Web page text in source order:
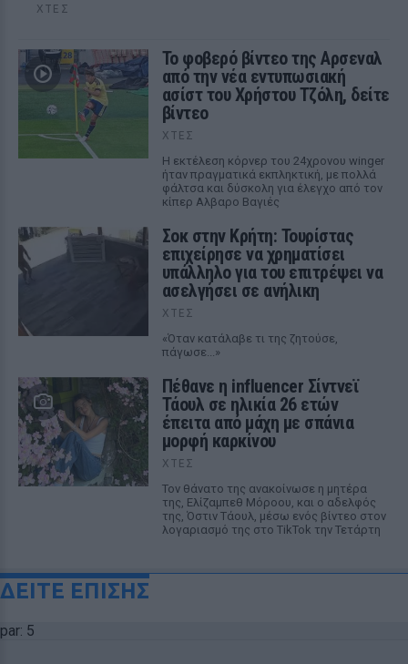
ΧΤΕΣ
Το φοβερό βίντεο της Αρσεναλ
από την νέα εντυπωσιακή
ασίστ του Χρήστου Τζόλη, δείτε
βίντεο
ΧΤΕΣ
Η εκτέλεση κόρνερ του 24χρονου winger
ήταν πραγματικά εκπληκτική, με πολλά
φάλτσα και δύσκολη για έλεγχο από τον
κίπερ Αλβαρο Βαγιές
Σοκ στην Κρήτη: Τουρίστας
επιχείρησε να χρηματίσει
υπάλληλο για του επιτρέψει να
ασελγήσει σε ανήλικη
ΧΤΕΣ
«Όταν κατάλαβε τι της ζητούσε,
πάγωσε...»
Πέθανε η influencer Σίντνεϊ
Τάουλ σε ηλικία 26 ετών
έπειτα από μάχη με σπάνια
μορφή καρκίνου
ΧΤΕΣ
Τον θάνατο της ανακοίνωσε η μητέρα
της, Ελίζαμπεθ Μόροου, και ο αδελφός
της, Όστιν Τάουλ, μέσω ενός βίντεο στον
λογαριασμό της στο TikTok την Τετάρτη
ΔΕΙΤΕ ΕΠΙΣΗΣ
par: 5